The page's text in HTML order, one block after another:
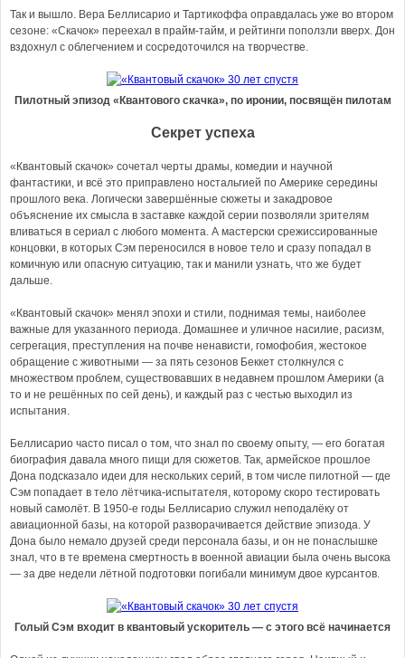
Так и вышло. Вера Беллисарио и Тартикоффа оправдалась уже во втором
сезоне: «Скачок» переехал в прайм-тайм, и рейтинги поползли вверх. Дон
вздохнул с облегчением и сосредоточился на творчестве.
Пилотный эпизод «Квантового скачка», по иронии, посвящён пилотам
Секрет успеха
«Квантовый скачок» сочетал черты драмы, комедии и научной
фантастики, и всё это приправлено ностальгией по Америке середины
прошлого века. Логически завершённые сюжеты и закадровое
объяснение их смысла в заставке каждой серии позволяли зрителям
вливаться в сериал с любого момента. А мастерски срежиссированные
концовки, в которых Сэм переносился в новое тело и сразу попадал в
комичную или опасную ситуацию, так и манили узнать, что же будет
дальше.
«Квантовый скачок» менял эпохи и стили, поднимая темы, наиболее
важные для указанного периода. Домашнее и уличное насилие, расизм,
сегрегация, преступления на почве ненависти, гомофобия, жестокое
обращение с животными — за пять сезонов Беккет столкнулся с
множеством проблем, существовавших в недавнем прошлом Америки (а
то и не решённых по сей день), и каждый раз с честью выходил из
испытания.
Беллисарио часто писал о том, что знал по своему опыту, — его богатая
биография давала много пищи для сюжетов. Так, армейское прошлое
Дона подсказало идеи для нескольких серий, в том числе пилотной — где
Сэм попадает в тело лётчика-испытателя, которому скоро тестировать
новый самолёт. В 1950-е годы Беллисарио служил неподалёку от
авиационной базы, на которой разворачивается действие эпизода. У
Дона было немало друзей среди персонала базы, и он не понаслышке
знал, что в те времена смертность в военной авиации была очень высока
— за две недели лётной подготовки погибали минимум двое курсантов.
Голый Сэм входит в квантовый ускоритель — с этого всё начинается